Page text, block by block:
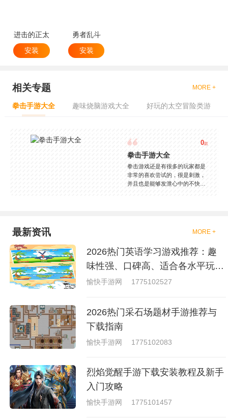
进击的正太
安装
勇者乱斗
安装
相关专题 MORE +
拳击手游大全 趣味烧脑游戏大全 好玩的太空冒险类游
0款
拳击手游大全
拳击游戏还是有很多的玩家都是
非常的喜欢尝试的，很是刺激，
并且也是能够发泄心中的不快
够去进行体验的，我们也是能够
就是收集了一些有意思的拳击游
戏，相信你们一定会喜欢的。
最新资讯 MORE +
2026热门英语学习游戏推荐：趣
味性强、口碑高、适合各水平玩家
的英语游戏合集
愉快手游网 1775102527
2026热门采石场题材手游推荐与
下载指南
愉快手游网 1775102083
烈焰觉醒手游下载安装教程及新手
入门攻略
愉快手游网 1775101457